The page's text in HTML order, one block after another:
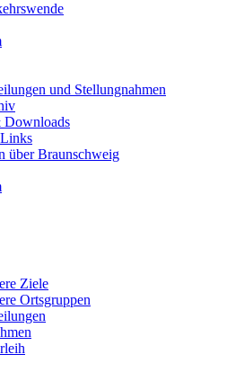
und Stellungnahmen
Downloads
über Braunschweig
Ziele
Ortsgruppen